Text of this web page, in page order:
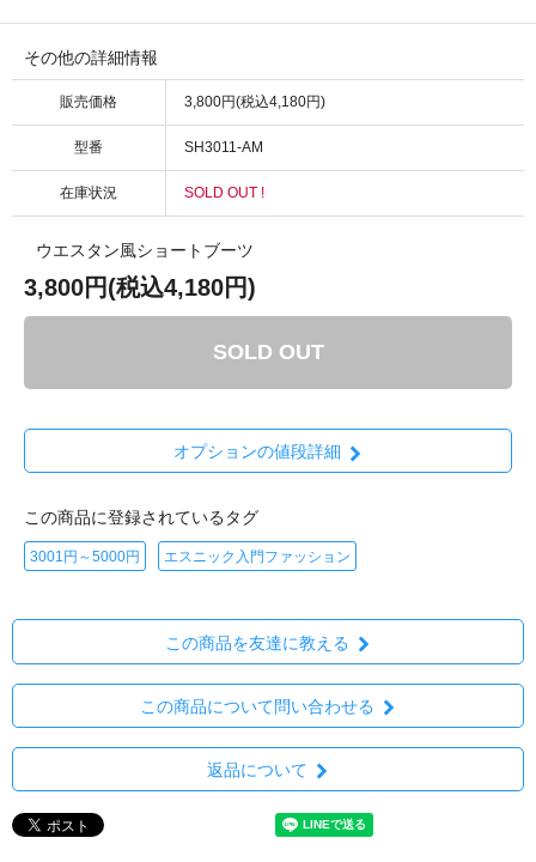
その他の詳細情報
販売価格 3,800円(税込4,180円)
型番 SH3011-AM
在庫状況 SOLD OUT !
ウエスタン風ショートブーツ
3,800円(税込4,180円)
SOLD OUT
オプションの値段詳細
この商品に登録されているタグ
3001円～5000円 エスニック入門ファッション
この商品を友達に教える
この商品について問い合わせる
返品について